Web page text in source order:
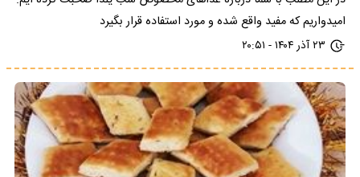
امیدواریم که مفید واقع شده و مورد استفاده قرار بگیرد
۲۳ آذر ۱۴۰۴ - ۲۰:۵۱